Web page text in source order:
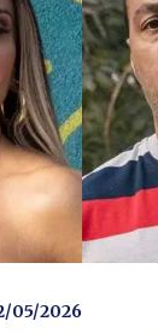
05/2026